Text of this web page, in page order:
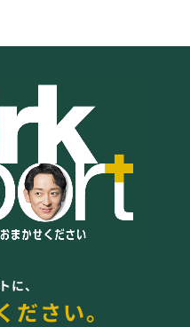
に、
ださい。